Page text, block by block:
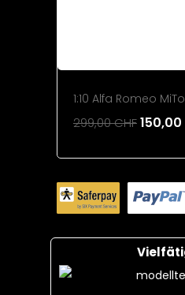
1:10 Alfa Romeo MiTo
299,00 CHF150,00